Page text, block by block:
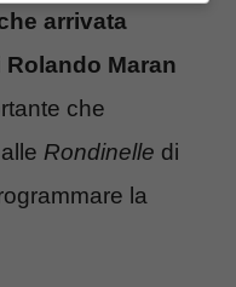
arrivata
Rolando Maran
che
Rondinelle di
la